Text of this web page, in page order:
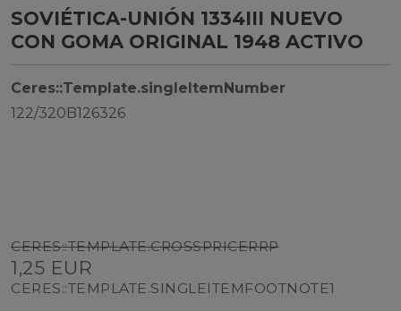
SOVIÉTICA-UNIÓN 1334III NUEVO
CON GOMA ORIGINAL 1948 ACTIVO
Ceres::Template.singleItemNumber
122/320B126326
CERES::TEMPLATE.CROSSPRICERRP
1,25 EUR
CERES::TEMPLATE.SINGLEITEMFOOTNOTE1